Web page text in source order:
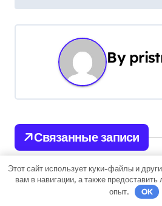
г
и
я
п
о
By
Связанные записи
Uncategorised
Этот сайт использует куки-файлы и
вам в навигации, а также
опыт.
OK